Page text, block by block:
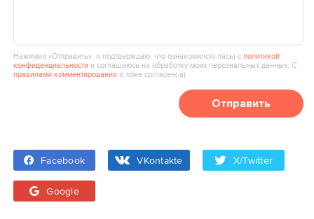
Нажимая «Отправить», я подтверждаю, что ознакомился(‑лась) сполитикой
конфиденциальности и соглашаюсь на обработку моих персональных данных. С
правилами комментирования я тоже согласен(‑а).
Отправить
Facebook VKontakte X/Twitter
Google